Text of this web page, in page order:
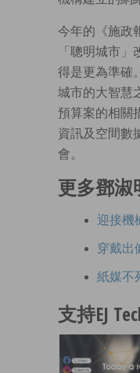
今年的《施政
「聰明城市
得是更為準確
城市的大智慧
預算案的相關
資訊及空間數
會。
更多鄧淑
迎接機
穿戴出
紙媒不
支持EJ